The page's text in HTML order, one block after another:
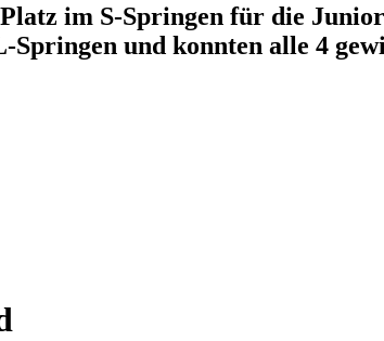
im S-Springen für die
und konnten alle 4